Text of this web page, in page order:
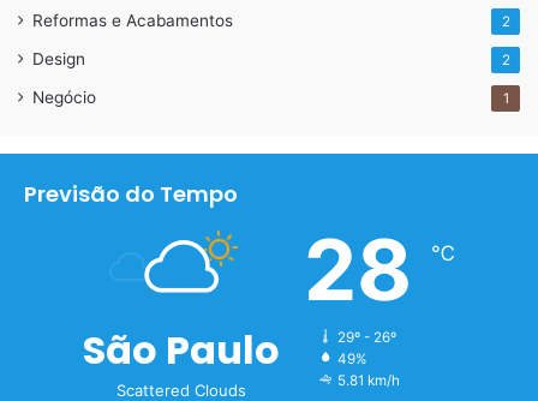
Reformas e Acabamentos 2
Design 2
Negócio 1
Previsão do Tempo
São Paulo
Scattered Clouds
28 ℃
29º - 26º
49%
5.81 km/h